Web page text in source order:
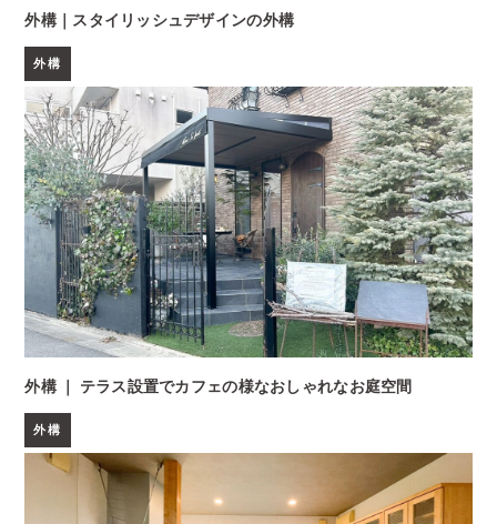
外構｜スタイリッシュデザインの外構
外構
外構 ｜ テラス設置でカフェの様なおしゃれなお庭空間
外構